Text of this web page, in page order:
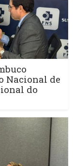
Nacional de
do